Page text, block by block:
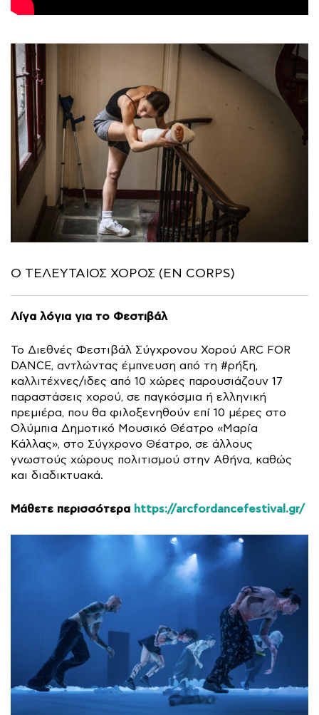
Ο ΤΕΛΕΥΤΑΙΟΣ ΧΟΡΟΣ (EN CORPS)
Λίγα λόγια για το Φεστιβάλ
Το Διεθνές Φεστιβάλ Σύγχρονου Χορού ARC FOR
DANCE, αντλώντας έμπνευση από τη #ρήξη,
καλλιτέχνες/ιδες από 10 χώρες παρουσιάζουν 17
παραστάσεις χορού, σε παγκόσμια ή ελληνική
πρεμιέρα, που θα φιλοξενηθούν επί 10 μέρες στο
Ολύμπια Δημοτικό Μουσικό Θέατρο «Μαρία
Κάλλας», στο Σύγχρονο Θέατρο, σε άλλους
γνωστούς χώρους πολιτισμού στην Αθήνα, καθώς
και διαδικτυακά.
Μάθετε περισσότερα https://arcfordancefestival.gr/